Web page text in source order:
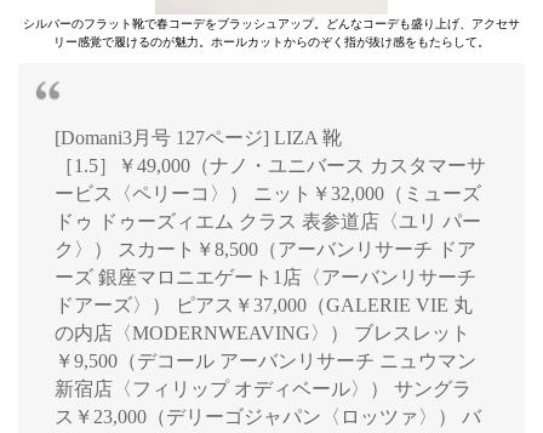
シルバーのフラット靴で春コーデをブラッシュアップ。どんなコーデも盛り上げ、アクセサ
リー感覚で履けるのが魅力。ホールカットからのぞく指が抜け感をもたらして。
[Domani3月号 127ページ] LIZA 靴
［1.5］￥49,000（ナノ・ユニバース カスタマーサ
ービス〈ペリーコ〉） ニット￥32,000（ミューズ
ドゥ ドゥーズィエム クラス 表参道店〈ユリ パー
ク〉） スカート￥8,500（アーバンリサーチ ドア
ーズ 銀座マロニエゲート1店〈アーバンリサーチ
ドアーズ〉） ピアス￥37,000（GALERIE VIE 丸
の内店〈MODERNWEAVING〉） ブレスレット
￥9,500（デコール アーバンリサーチ ニュウマン
新宿店〈フィリップ オディベール〉） サングラ
ス￥23,000（デリーゴジャパン〈ロッツァ〉） バ